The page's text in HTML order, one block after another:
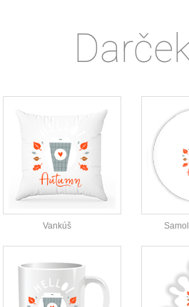
Vankúš